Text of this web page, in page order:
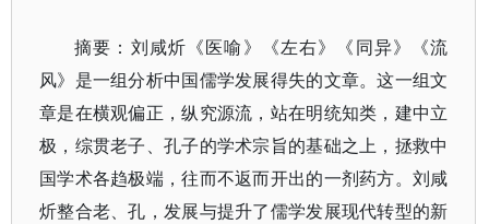
摘要：刘咸炘《医喻》《左右》《同异》《流
风》是一组分析中国儒学发展得失的文章。这一组文
章是在横观偏正，纵究源流，站在明统知类，建中立
极，综贯老子、孔子的学术宗旨的基础之上，拯救中
国学术各趋极端，往而不返而开出的一剂药方。刘咸
炘整合老、孔，发展与提升了儒学发展现代转型的新